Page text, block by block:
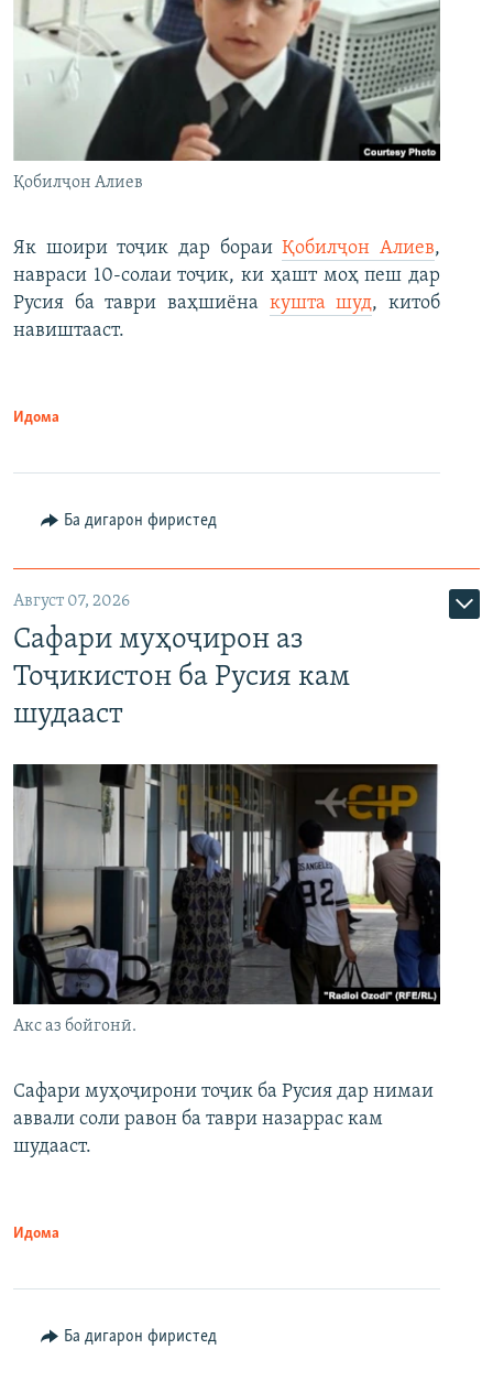
Қобилҷон Алиев
Як шоири тоҷик дар бораиҚобилҷон Алиев,
навраси 10-солаи тоҷик, ки ҳашт моҳ пеш дар
Русия ба таври ваҳшиёна кушта шуд, китоб
навиштааст.
Идома
Ба дигарон фиристед
Август 07, 2026
Сафари муҳоҷирон аз
Тоҷикистон ба Русия кам
шудааст
Акс аз бойгонӣ.
Сафари муҳоҷирони тоҷик ба Русия дар нимаи
аввали соли равон ба таври назаррас кам
шудааст.
Идома
Ба дигарон фиристед